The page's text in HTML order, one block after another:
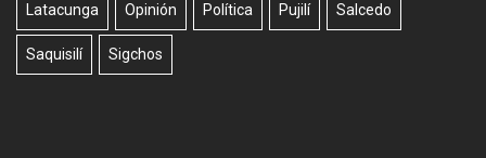
Latacunga Opinión Política Pujilí Salcedo
Saquisilí Sigchos